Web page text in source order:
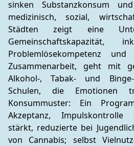
sinken Substanzkonsum
medizinisch, sozial,
Städten zeigt eine
Gemeinschaftskapazität,
Problemlösekompetenz und
Zusammenarbeit, geht mit
Alkohol-, Tabak- und
Schulen, die Emotionen
Konsummuster: Ein
Akzeptanz, Impulskontrolle
stärkt, reduzierte bei
von Cannabis; selbst